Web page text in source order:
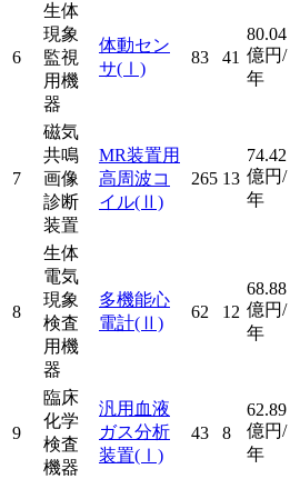
6
生体
現象
監視
用機
器
体動セン
サ(Ⅰ)
83 41
80.04
億円/
年
7
磁気
共鳴
画像
診断
装置
MR装置用
高周波コ
イル(Ⅱ)
265 13
74.42
億円/
年
8
生体
電気
現象
検査
用機
器
多機能心
電計(Ⅱ)
62 12
68.88
億円/
年
9
臨床
化学
検査
機器
汎用血液
ガス分析
装置(Ⅰ)
43 8
62.89
億円/
年